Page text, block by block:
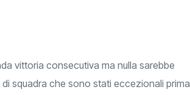
vittoria consecutiva ma nulla sarebbe
squadra che sono stati eccezionali prima